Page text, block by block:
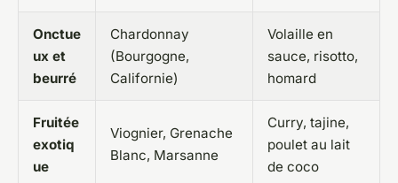
Onctue
ux et
beurré
Chardonnay
(Bourgogne,
Californie)
Volaille en
sauce, risotto,
homard
Fruitée
exotiq
ue
Viognier, Grenache
Blanc, Marsanne
Curry, tajine,
poulet au lait
de coco